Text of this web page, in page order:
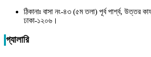
ঠিকানাঃ বাসা নং-৪৩ (৫ম তলা) পূর্ব পার্শ্ব, উত্তর
ঢাকা-১২০৬।
গ্যালারি